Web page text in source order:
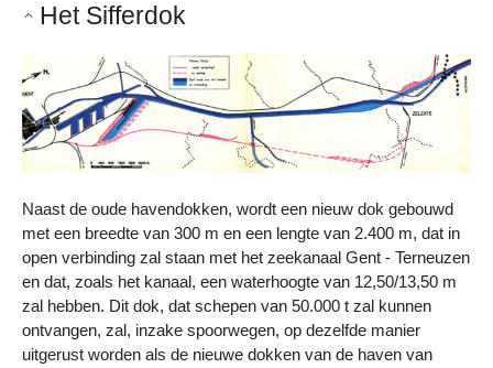
Het Sifferdok
Naast de oude havendokken, wordt een nieuw dok gebouwd
met een breedte van 300 m en een lengte van 2.400 m, dat in
open verbinding zal staan met het zeekanaal Gent - Terneuzen
en dat, zoals het kanaal, een waterhoogte van 12,50/13,50 m
zal hebben. Dit dok, dat schepen van 50.000 t zal kunnen
ontvangen, zal, inzake spoorwegen, op dezelfde manier
uitgerust worden als de nieuwe dokken van de haven van